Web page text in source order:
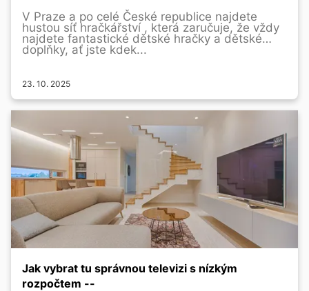
V Praze a po celé České republice najdete
hustou síť hračkářství , která zaručuje, že vždy
najdete fantastické dětské hračky a dětské
doplňky, ať jste kdek...
23. 10. 2025
Jak vybrat tu správnou televizi s nízkým
rozpočtem --